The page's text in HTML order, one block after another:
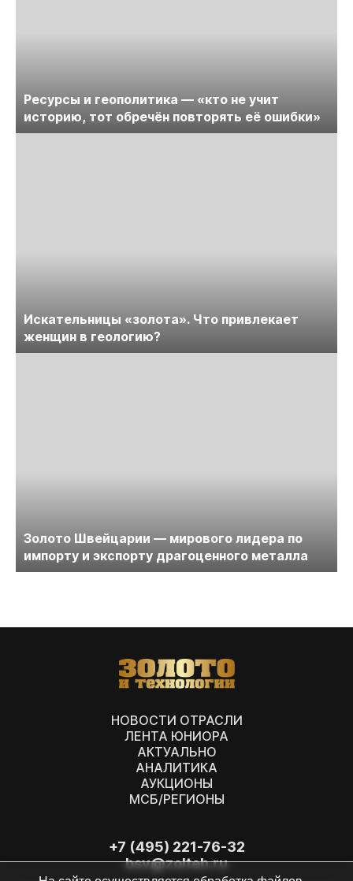
Ресурсы и геополитика — «кто не учит
историю, тот обречён повторять её ошибки»
Искательницы «золота». Что привлекает
женщин в геологию?
Золото Швейцарии — мирового лидера по
импорту и экспорту драгоценного металла
НОВОСТИ ОТРАСЛИ
ЛЕНТА ЮНИОРА
АКТУАЛЬНО
АНАЛИТИКА
АУКЦИОНЫ
МСБ/РЕГИОНЫ
+7 (495) 221-76-32
bsv@zolteh.ru